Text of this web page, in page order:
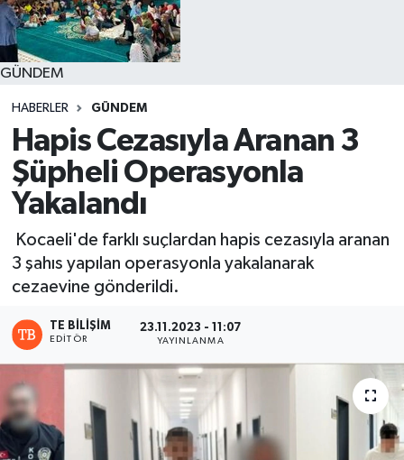
GÜNDEM
HABERLER GÜNDEM
Hapis Cezasıyla Aranan 3
Şüpheli Operasyonla
Yakalandı
Kocaeli'de farklı suçlardan hapis cezasıyla aranan
3 şahıs yapılan operasyonla yakalanarak
cezaevine gönderildi.
TE BILIŞIM
EDITÖR
23.11.2023 - 11:07
YAYINLANMA